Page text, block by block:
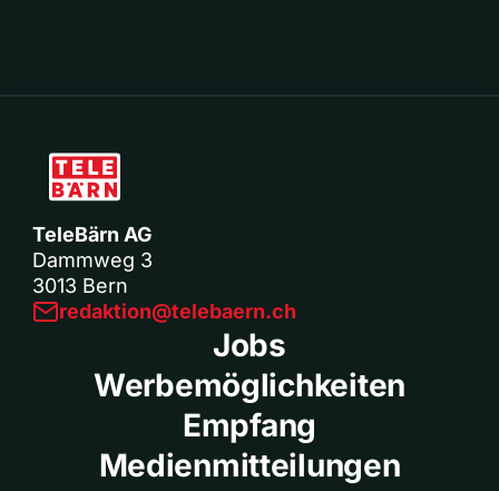
TeleBärn AG
Dammweg 3
3013 Bern
redaktion@telebaern.ch
Jobs
Werbemöglichkeiten
Empfang
Medienmitteilungen